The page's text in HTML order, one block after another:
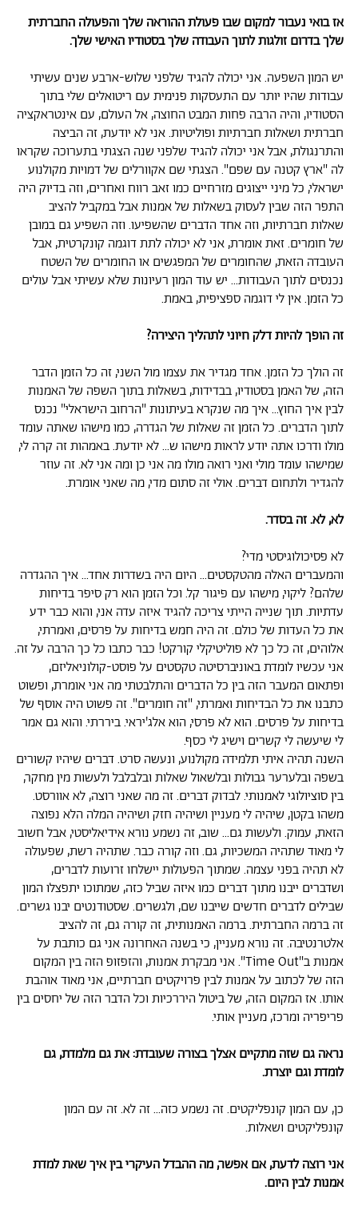
אז בואי נעבור למקום שבו פעולת ההוראה שלך והפעולה החברתית
שלך בדרום זולגות לתוך העבודה שלך בסטודיו האישי שלך.
יש המון השפעה. אני יכולה להגיד שלפני שלוש-ארבע שנים עשיתי
עבודות שהיו יותר עם התעסקות פנימית עם ריטואלים שלי בתוך
הסטודיו, והיה הרבה פחות המבט החוצה, אל העולם, עם אינטראקציה
חברתית ושאלות חברתיות ופוליטיות. אני לא יודעת, זה הביצה
והתרנגולת, אבל אני יכולה להגיד שלפני שנה הצגתי בתערוכה שקראו
לה "ארץ קטנה עם שפם". הצגתי שם אקוורלים של דמויות מקולנוע
ישראלי, כל מיני ייצוגים מזרחיים כמו זאב רווח ואחרים, וזה בדיוק היה
התפר הזה שבין לעסוק בשאלות של אמנות אבל במקביל להציב
שאלות חברתיות, וזה אחד הדברים שהשפיעו. וזה השפיע גם במובן
של חומרים. זאת אומרת, אני לא יכולה לתת דוגמה קונקרטית, אבל
העובדה הזאת, שהחומרים של המפגשים או החומרים של השטח
נכנסים לתוך העבודות... יש עוד המון רעיונות שלא עשיתי אבל עולים
כל הזמן. אין לי דוגמה ספציפית, באמת.
זה הופך להיות דלק חיוני לתהליך היצירה?
זה הולך כל הזמן. אחד מגדיר את עצמו מול השני, זה כל הזמן הדבר
הזה, של האמן בסטודיו, בבדידות, בשאלות בתוך השפה של האמנות
לבין איך החוץ... איך מה שנקרא בעיתונות "הרחוב הישראלי" נכנס
לתוך הדברים. כל הזמן זה שאלות של הגדרה, כמו מישהו שאתה עומד
מולו ודרכו אתה יודע לראות מישהו ש... לא יודעת. באמהות זה קרה לי,
שמישהו עומד מולי ואני רואה מולו מה אני כן ומה אני לא. זה עוזר
להגדיר ולתחום דברים. אולי זה סתום מדי, מה שאני אומרת.
לא, לא. זה בסדר.
לא פסיכולוגיסטי מדי?
והמעברים האלה מהטקסטים... היום היה בשדרות אחד... איך ההגדרה
שלהם? ליקוי, מישהו עם פיגור קל. וכל הזמן הוא רק סיפר בדיחות
עדתיות. תוך שנייה הייתי צריכה להגיד איזה עדה אני, והוא כבר ידע
את כל העדות של כולם. זה היה חמש בדיחות על פרסים, ואמרתי,
אלוהים, זה כל כך לא פוליטיקלי קורקט! כבר כתבו כל כך הרבה על זה.
אני עכשיו לומדת באוניברסיטה טקסטים על פוסט-קולוניאליזם,
ופתאום המעבר הזה בין כל הדברים והתלבטתי מה אני אומרת, ופשוט
כתבנו את כל הבדיחות ואמרתי, "זה חומרים". זה פשוט היה אוסף של
בדיחות על פרסים. הוא לא פרסי, הוא אלג'יראי. ביררתי. והוא גם אמר
לי שיעשה לי קשרים וישיג לי כסף.
השנה תהיה איתי תלמידה מקולנוע, ונעשה סרט. דברים שיהיו קשורים
בשפה ובלערער גבולות ובלשאול שאלות ובלבלבל ולעשות מין מחקר,
בין סוציולוגי לאמנותי. לבדוק דברים. זה מה שאני רוצה, לא אוורסט.
משהו בקטן, שיהיה לי מעניין ושיהיה חזק ושיהיה המלה הלא נפוצה
הזאת, עמוק. ולעשות גם... שוב, זה נשמע נורא אידיאליסטי, אבל חשוב
לי מאוד שתהיה המשכיות, גם. וזה קורה כבר. שתהיה רשת, שפעולה
לא תהיה בפני עצמה. שמתוך הפעולות יישלחו זרועות לדברים,
ושדברים ייבנו מתוך דברים כמו איזה שביל כזה, שמתוכו יתפצלו המון
שבילים לדברים חדשים שייבנו שם, ולגשרים. שסטודנטים יבנו גשרים.
זה ברמה החברתית. ברמה האמנותית, זה קורה גם, זה להציב
אלטרנטיבה. זה נורא מעניין, כי בשנה האחרונה אני גם כותבת על
אמנות ב"Time Out". אני מבקרת אמנות, והזפזופ הזה בין המקום
הזה של לכתוב על אמנות לבין פרויקטים חברתיים, אני מאוד אוהבת
אותו. אז המקום הזה, של ביטול היררכיות וכל הדבר הזה של יחסים בין
פריפריה ומרכז, מעניין אותי.
נראה גם שזה מתקיים אצלך בצורה שעובדת: את גם מלמדת, גם
לומדת וגם יוצרת.
כן, עם המון קונפליקטים. זה נשמע כזה... זה לא. זה עם המון
קונפליקטים ושאלות.
אני רוצה לדעת, אם אפשר, מה ההבדל העיקרי בין איך שאת למדת
אמנות לבין היום.